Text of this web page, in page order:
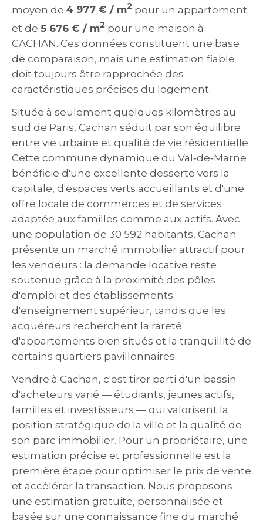
moyen de 4 977 € / m2 pour un appartement
et de 5 676 € / m2 pour une maison à
CACHAN. Ces données constituent une base
de comparaison, mais une estimation fiable
doit toujours être rapprochée des
caractéristiques précises du logement.
Située à seulement quelques kilomètres au
sud de Paris, Cachan séduit par son équilibre
entre vie urbaine et qualité de vie résidentielle.
Cette commune dynamique du Val‑de‑Marne
bénéficie d'une excellente desserte vers la
capitale, d'espaces verts accueillants et d'une
offre locale de commerces et de services
adaptée aux familles comme aux actifs. Avec
une population de 30 592 habitants, Cachan
présente un marché immobilier attractif pour
les vendeurs : la demande locative reste
soutenue grâce à la proximité des pôles
d'emploi et des établissements
d'enseignement supérieur, tandis que les
acquéreurs recherchent la rareté
d'appartements bien situés et la tranquillité de
certains quartiers pavillonnaires.
Vendre à Cachan, c'est tirer parti d'un bassin
d'acheteurs varié — étudiants, jeunes actifs,
familles et investisseurs — qui valorisent la
position stratégique de la ville et la qualité de
son parc immobilier. Pour un propriétaire, une
estimation précise et professionnelle est la
première étape pour optimiser le prix de vente
et accélérer la transaction. Nous proposons
une estimation gratuite, personnalisée et
basée sur une connaissance fine du marché